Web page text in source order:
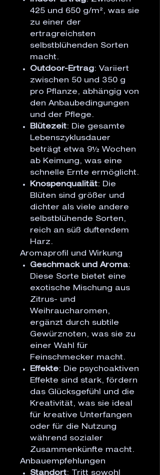
425 und 650 g/m², was sie
zu einer der
ertragreichsten
selbstblühenden Sorten
macht.
Outdoor-Ertrag: Variiert
zwischen 50 und 350 g
pro Pflanze, abhängig von
den Anbaubedingungen
und der Pflege.
Blütezeit: Die gesamte
Lebenszyklusdauer
beträgt etwa 9½ Wochen
ab Keimung, was eine
schnelle Ernte ermöglicht.
Knospenqualität: Die
Blüten sind größer und
dichter als viele andere
selbstblühende Sorten,
reich an süß duftendem
Harz.
Aromaprofil und Wirkung
Geschmack und Aroma:
Diese Sorte bietet eine
exotische Mischung aus
Zitrus- und
Weihraucharomen,
ergänzt durch subtile
Gewürznoten, was sie zu
einer Wahl für
Feinschmecker macht.
Effekte: Die psychoaktiven
Effekte sind stark, fördern
das Glücksgefühl und die
Kreativität, was sie ideal
für kreative Unterfangen
oder für die Nutzung
während sozialer
Zusammenkünfte macht.
Anbauempfehlungen
Standort: Tritt sowohl